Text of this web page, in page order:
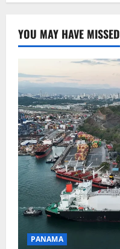
YOU MAY HAVE MISSED
PANAMA